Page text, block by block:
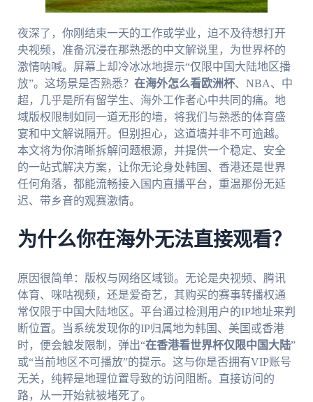
夜深了，你刚结束一天的工作或学业，迫不及待想打开
央视频，准备沉浸在那熟悉的中文解说里，为世界杯的
激情呐喊。屏幕上却冷冰冰地提示“仅限中国大陆地区播
放”。这场景是否熟悉？ 在海外怎么看欧洲杯、NBA、中
超，几乎是所有留学生、海外工作者心中共同的痛。地
域版权限制如同一道无形的墙，将我们与熟悉的体育盛
宴和中文解说隔开。但别担心，这道墙并非不可逾越。
本文将为你清晰拆解问题根源，并提供一个稳定、安全
的一站式解决方案，让你无论身处韩国、香港还是世界
任何角落，都能流畅接入国内直播平台，重温那份无延
迟、带乡音的观赛激情。
为什么你在海外无法直接观看？
原因很简单：版权与网络区域锁。无论是央视频、腾讯
体育、咪咕视频，还是爱奇艺，其购买的赛事转播权通
常仅限于中国大陆地区。平台通过检测用户的IP地址来判
断位置。当系统发现你的IP归属地为韩国、美国或香港
时，便会触发限制，弹出“在香港看世界杯仅限中国大陆”
或“当前地区不可播放”的提示。这与你是否拥有VIP账号
无关，纯粹是地理位置导致的访问阻断。直接访问的
路，从一开始就被堵死了。